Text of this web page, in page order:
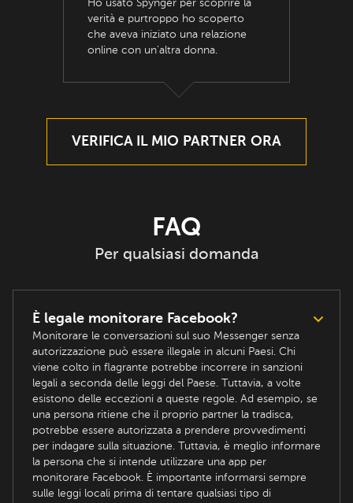
Ho usato Spynger per scoprire la
verità e purtroppo ho scoperto
che aveva iniziato una relazione
online con un'altra donna.
VERIFICA IL MIO PARTNER ORA
FAQ
Per qualsiasi domanda
È legale monitorare Facebook?
Monitorare le conversazioni sul suo Messenger senza
autorizzazione può essere illegale in alcuni Paesi. Chi
viene colto in flagrante potrebbe incorrere in sanzioni
legali a seconda delle leggi del Paese. Tuttavia, a volte
esistono delle eccezioni a queste regole. Ad esempio, se
una persona ritiene che il proprio partner la tradisca,
potrebbe essere autorizzata a prendere provvedimenti
per indagare sulla situazione. Tuttavia, è meglio informare
la persona che si intende utilizzare una app per
monitorare Facebook. È importante informarsi sempre
sulle leggi locali prima di tentare qualsiasi tipo di